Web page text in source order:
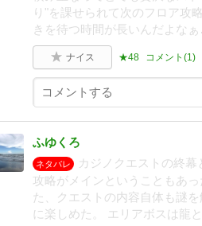
り"を課せられて次のフロア攻
きを待つ時間が長いんだよなぁ
ナイス ★48 コメント(1)
ふゆくろ
ネタバレ
カジノクエストの終
攻略がメインということもあ
た、クエストの内容自体も謎
に楽しめた。 エリアボスは龍